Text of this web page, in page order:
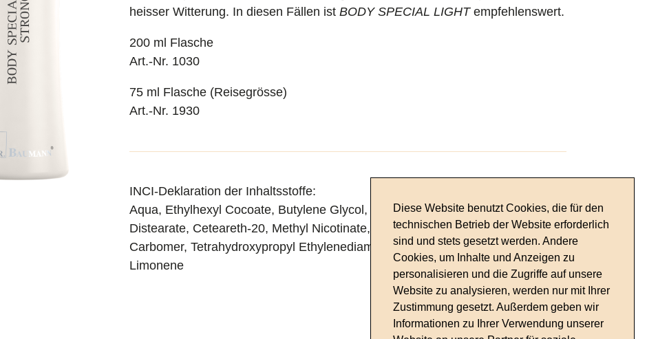
Diese Website benutzt Cookies, die für den
technischen Betrieb der Website erforderlich
sind und stets gesetzt werden. Andere
Cookies, um Inhalte und Anzeigen zu
personalisieren und die Zugriffe auf unsere
Website zu analysieren, werden nur mit Ihrer
Zustimmung gesetzt. Außerdem geben wir
Informationen zu Ihrer Verwendung unserer
heisser Witterung. In diesen Fällen ist BODY SPECIAL LIGHTempfehlenswert.
200 ml Flasche
Art.-Nr. 1030
75 ml Flasche (Reisegrösse)
Art.-Nr. 1930
INCI-Deklaration der Inhaltsstoffe:
Aqua, Ethylhexyl Cocoate, Butylene Glycol, Urea, Polyglyceryl-3 Methylglucose
Distearate, Ceteareth-20, Methyl Nicotinate, Coleus Forskohii Extrakt,
Carbomer, Tetrahydroxypropyl Ethylenediamine, Eucalyptus Globulus Oil,
Limonene